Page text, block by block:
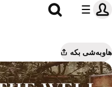
هاوبەشی بکە